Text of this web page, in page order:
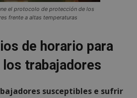
el protocolo de protección de los
frente a altas temperaturas
de horario para
los trabajadores
susceptibles e sufrir